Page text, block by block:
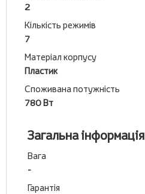
2
Кількість режимів
7
Матеріал корпусу
Пластик
Споживана потужність
780 Вт
Загальна інформація
Вага
-
Гарантія